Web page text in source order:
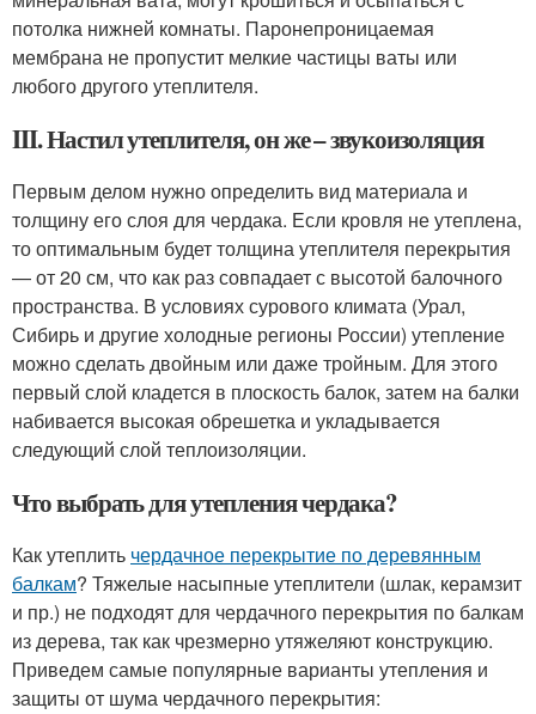
потолка нижней комнаты. Паронепроницаемая
мембрана не пропустит мелкие частицы ваты или
любого другого утеплителя.
III. Настил утеплителя, он же – звукоизоляция
Первым делом нужно определить вид материала и
толщину его слоя для чердака. Если кровля не утеплена,
то оптимальным будет толщина утеплителя перекрытия
— от 20 см, что как раз совпадает с высотой балочного
пространства. В условиях сурового климата (Урал,
Сибирь и другие холодные регионы России) утепление
можно сделать двойным или даже тройным. Для этого
первый слой кладется в плоскость балок, затем на балки
набивается высокая обрешетка и укладывается
следующий слой теплоизоляции.
Что выбрать для утепления чердака?
Как утеплить чердачное перекрытие по деревянным
балкам? Тяжелые насыпные утеплители (шлак, керамзит
и пр.) не подходят для чердачного перекрытия по балкам
из дерева, так как чрезмерно утяжеляют конструкцию.
Приведем самые популярные варианты утепления и
защиты от шума чердачного перекрытия: